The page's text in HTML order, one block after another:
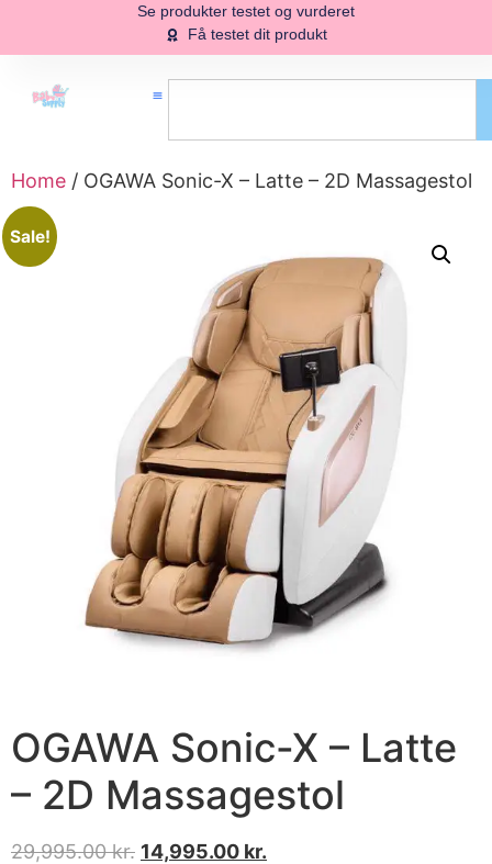
Se produkter testet og vurderet
Få testet dit produkt
Home / OGAWA Sonic-X – Latte – 2D Massagestol
Sale!
OGAWA Sonic-X – Latte
– 2D Massagestol
29,995.00kr. 14,995.00 kr.